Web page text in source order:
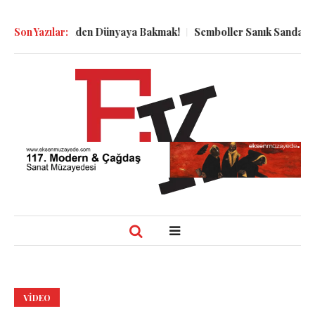
Son Yazılar:
Kuyu Dibinden Dünyaya Bakmak! Semboller Sanık
VIDEO